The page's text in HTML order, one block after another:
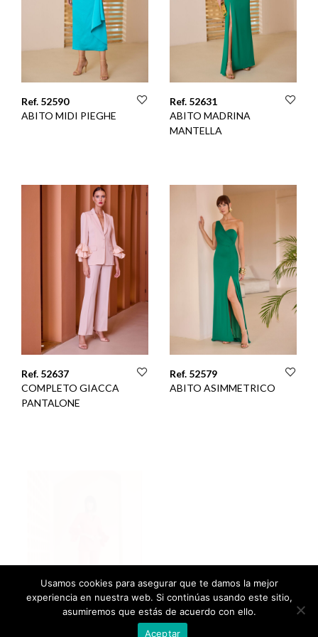
Ref. 52590
ABITO MIDI PIEGHE
Ref. 52631
ABITO MADRINA
MANTELLA
Ref. 52637
COMPLETO GIACCA
PANTALONE
Ref. 52579
ABITO ASIMMETRICO
Usamos cookies para asegurar que te damos la mejor
experiencia en nuestra web. Si continúas usando este sitio,
asumiremos que estás de acuerdo con ello.
Aceptar